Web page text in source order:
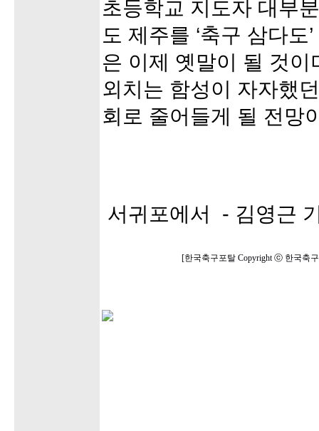
초등학교 지도자 대부
도 제주를 ‘축구 삼다
은 이제 옛말이 될 것
외치는 함성이 자자했
회로 줄어들게 될 전망
서귀포에서 - 김영근
[한국축구포탈 Copyright ⓒ 한국축